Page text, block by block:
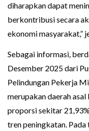
diharapkan dapat
berkontribusi secara
ekonomi masyarakat,”
Sebagai informasi,
Desember 2025 dari
Pelindungan Pekerja
merupakan daerah
proporsi sekitar
tren peningkatan.